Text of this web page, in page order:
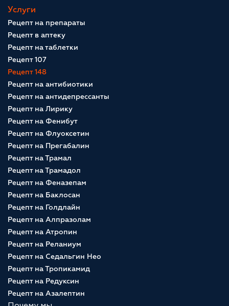
Услуги
Рецепт на препараты
Рецепт в аптеку
Рецепт на таблетки
Рецепт 107
Рецепт 148
Рецепт на антибиотики
Рецепт на антидепрессанты
Рецепт на Лирику
Рецепт на Фенибут
Рецепт на Флуоксетин
Рецепт на Прегабалин
Рецепт на Трамал
Рецепт на Трамадол
Рецепт на Феназепам
Рецепт на Баклосан
Рецепт на Голдлайн
Рецепт на Алпразолам
Рецепт на Атропин
Рецепт на Реланиум
Рецепт на Седальгин Нео
Рецепт на Тропикамид
Рецепт на Редуксин
Рецепт на Азалептин